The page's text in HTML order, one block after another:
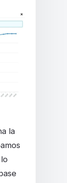
la